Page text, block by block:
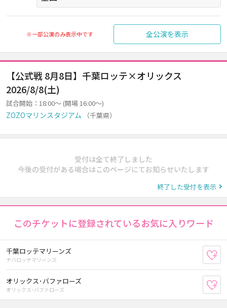
※一部公演のみ表示中です 全公演を表示
【公式戦 8月8日】千葉ロッテ×オリックス
2026/8/8(土)
試合開始：18:00～ (開場 16:00～)
ZOZOマリンスタジアム （千葉県）
受付は全て終了しました
今後の受付がある場合はこのページにてお知らせいたします
終了した受付を表示
このチケットに登録されているお気に入りワード
千葉ロッテマリーンズ
チバロッテマリーンズ
オリックス･バファローズ
オリックス･バファローズ